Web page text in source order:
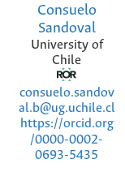
Consuelo
Sandoval
University of
Chile
consuelo.sandov
al.b@ug.uchile.cl
https://orcid.org
/0000-0002-
0693-5435